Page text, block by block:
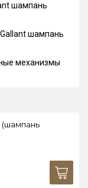
(шампань
шампань
шампань
механизмы